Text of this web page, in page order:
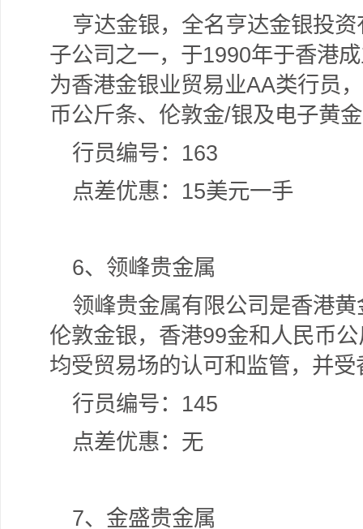
亨达金银，全名亨达金银投
子公司之一，于1990年于香港
为香港金银业贸易业AA类行员
币公斤条、伦敦金/银及电子黄
行员编号：163
点差优惠：15美元一手
6、领峰贵金属
领峰贵金属有限公司是香港
伦敦金银，香港99金和人民币
均受贸易场的认可和监管，并
行员编号：145
点差优惠：无
7、金盛贵金属